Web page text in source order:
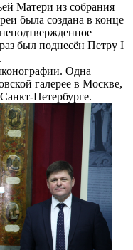
Матери из собрания
была создана в конце
был поднесён Петру I
Одна
галерее в Москве,
Петербурге.